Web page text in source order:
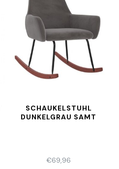
SCHAUKELSTUHL
DUNKELGRAU SAMT
€69,96